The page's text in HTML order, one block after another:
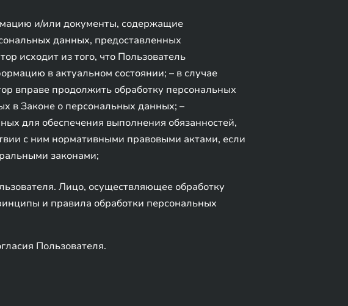
и/или документы, содержащие
данных, предоставленных
исходит из того, что Пользователь
в актуальном состоянии; – в случае
вправе продолжить обработку персональных
в Законе о персональных данных; –
для обеспечения выполнения обязанностей,
с ним нормативными правовыми актами, если
законами;
Лицо, осуществляющее обработку
и правила обработки персональных
Пользователя.